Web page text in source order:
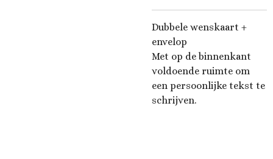
Dubbele wenskaart +
envelop
Met op de binnenkant
voldoende ruimte om
een persoonlijke tekst te
schrijven.